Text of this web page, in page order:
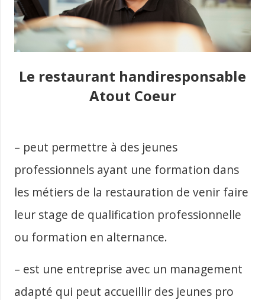
Le restaurant handiresponsable
Atout Coeur
– peut permettre à des jeunes
professionnels ayant une formation dans
les métiers de la restauration de venir faire
leur stage de qualification professionnelle
ou formation en alternance.
– est une entreprise avec un management
adapté qui peut accueillir des jeunes pro